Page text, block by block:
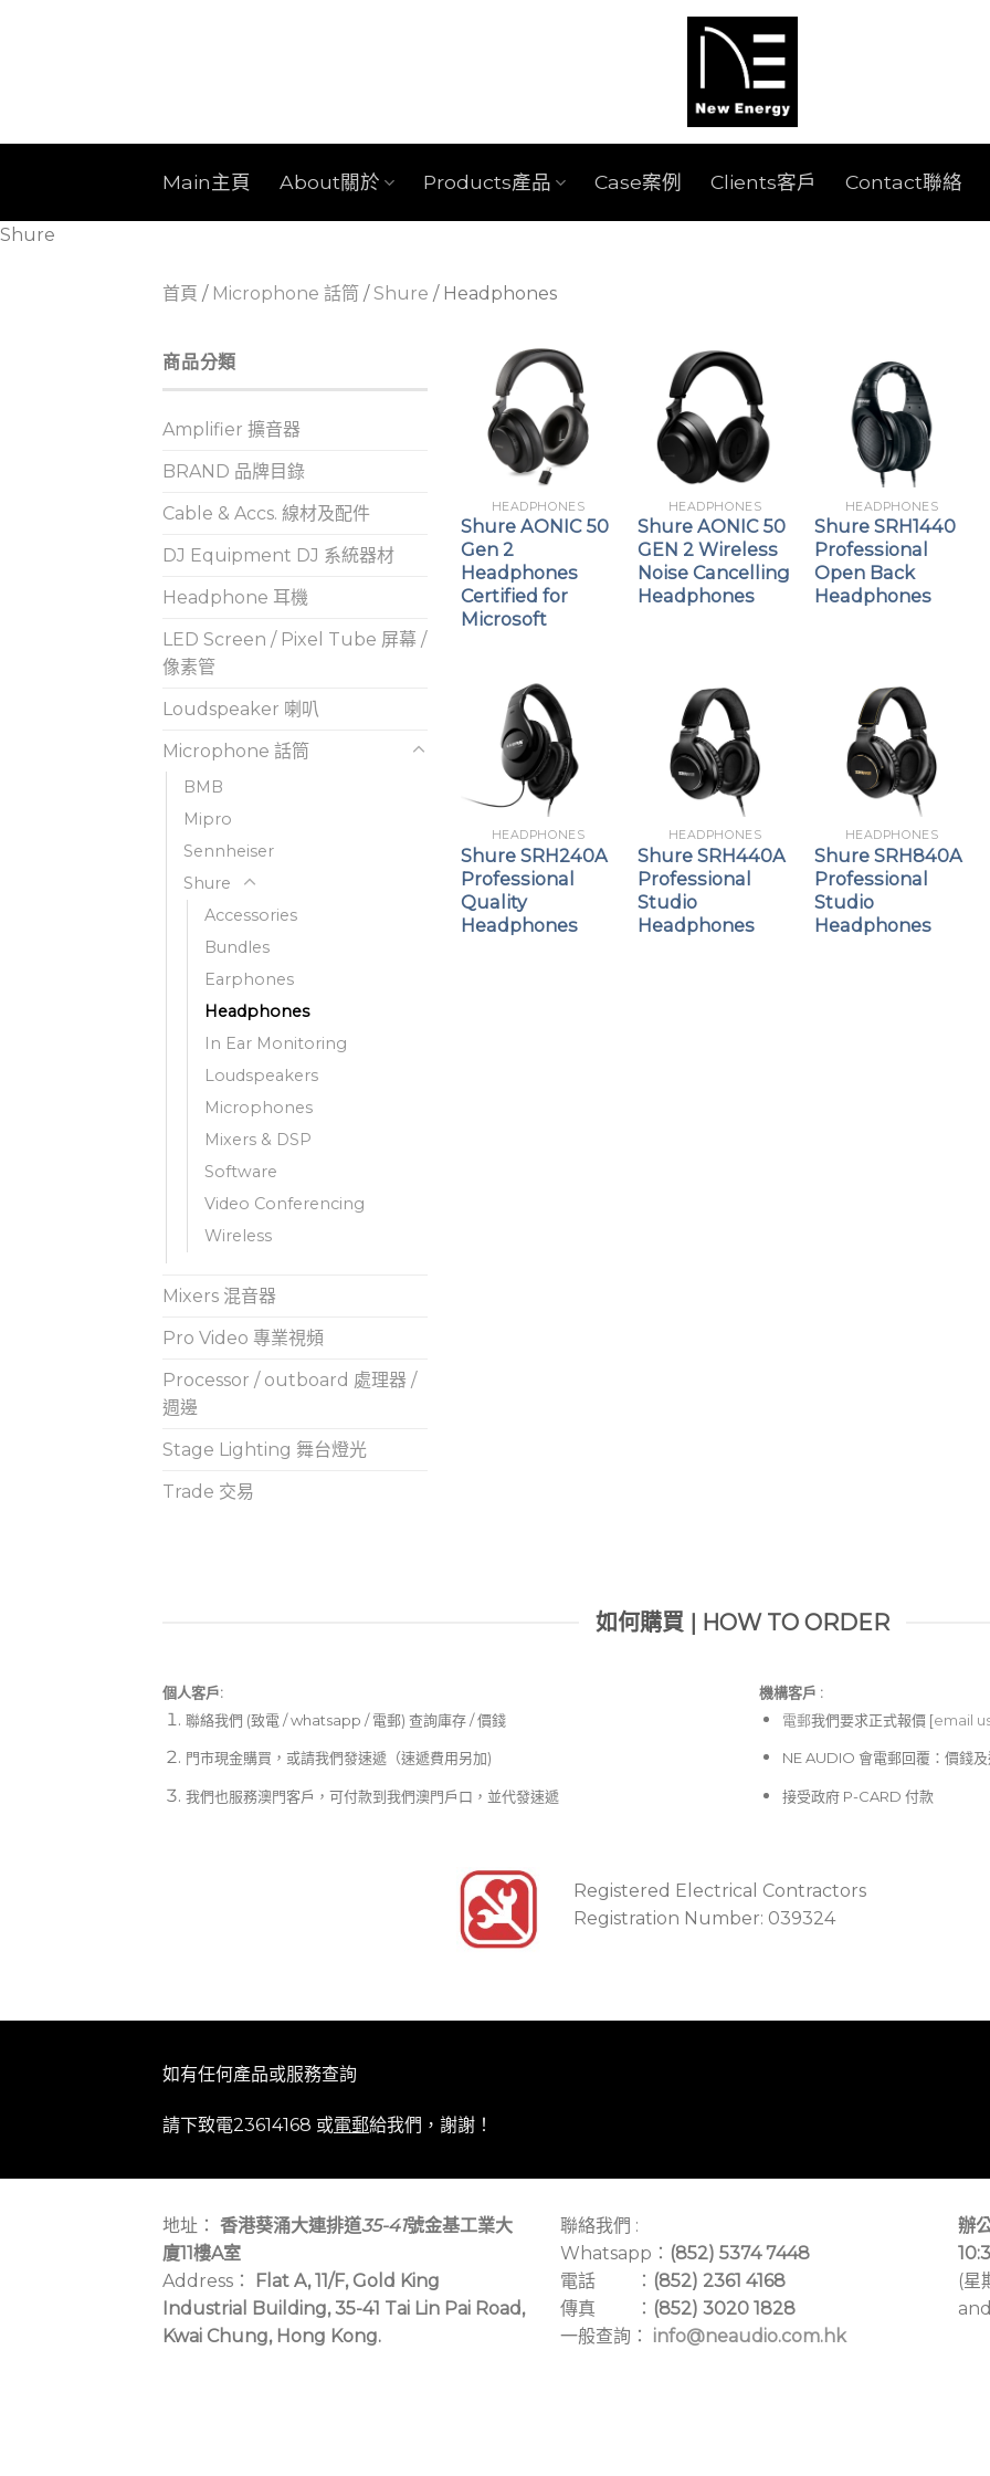
Main主頁 About關於 Products產品 Case案例 Clients客戶 Contact聯絡
Shure
首頁 / Microphone 話筒 /Shure / Headphones
商品分類
Amplifier 擴音器
BRAND 品牌目錄
Cable & Accs. 線材及配件
DJ Equipment DJ 系統器材
Headphone 耳機
LED Screen / Pixel Tube 屏幕 /
像素管
Loudspeaker 喇叭
Microphone 話筒
BMB
Mipro
Sennheiser
Shure
Accessories
Bundles
Earphones
Headphones
In Ear Monitoring
Loudspeakers
Microphones
Mixers & DSP
Software
Video Conferencing
Wireless
Mixers 混音器
Pro Video 專業視頻
Processor / outboard 處理器 /
週邊
Stage Lighting 舞台燈光
Trade 交易
HEADPHONES
Shure AONIC 50
Gen 2
Headphones
Certified for
Microsoft
HEADPHONES
Shure AONIC 50
GEN 2 Wireless
Noise Cancelling
Headphones
HEADPHONES
Shure SRH1440
Professional
Open Back
Headphones
HEADPHONES
Shure SRH240A
Professional
Quality
Headphones
HEADPHONES
Shure SRH440A
Professional
Studio
Headphones
HEADPHONES
Shure SRH840A
Professional
Studio
Headphones
如何購買 | HOW TO ORDER
個人客戶:
聯絡我們 (致電 / whatsapp / 電郵) 查詢庫存 / 價錢
門市現金購買，或請我們發速遞（速遞費用另加)
我們也服務澳門客戶，可付款到我們澳門戶口，並代發速遞
機構客戶 :​
電郵我們要求正式報價 [email
NE AUDIO 會電郵回覆：價錢
接受政府 P-CARD 付款
Registered Electrical Contractors
Registration Number: 039324
如有任何產品或服務查詢
請下致電23614168 或電郵給我們，謝謝！
地址： 香港葵涌大連排道35-41號金基工業大
廈11樓A室
Address：
Flat A, 11/F, Gold King
Industrial Building, 35-41 Tai Lin Pai Road,
Kwai Chung, Hong Kong.
聯絡我們 :
Whatsapp： (852) 5374 7448
電話 ： (852) 2361 4168
傳真 ： (852) 3020 1828
一般查詢： info@neaudio.com.hk
辦
(星